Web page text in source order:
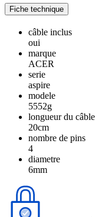
Fiche technique
câble inclus
oui
marque
ACER
serie
aspire
modele
5552g
longueur du câble
20cm
nombre de pins
4
diametre
6mm